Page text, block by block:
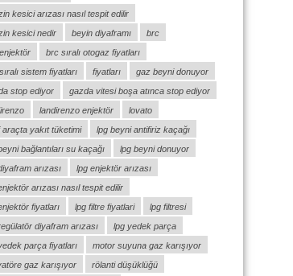
kesici arızası nasıl tespit edilir
kesici nedir
beyin diyaframı
brc
brc sıralı otogaz fiyatları
sistem fiyatları
fiyatları
gaz beyni donuyor
stop ediyor
gazda vitesi boşa atınca stop ediyor
landirenzo enjektör
lovato
araçta yakıt tüketimi
lpg beyni antifiriz kaçağı
bağlantıları su kaçağı
lpg beyni donuyor
arızası
lpg enjektör arızası
arızası nasıl tespit edilir
fiyatları
lpg filtre fiyatlari
lpg filtresi
diyafram arızası
lpg yedek parça
parça fiyatları
motor suyuna gaz karışıyor
gaz karışıyor
rölanti düşüklüğü